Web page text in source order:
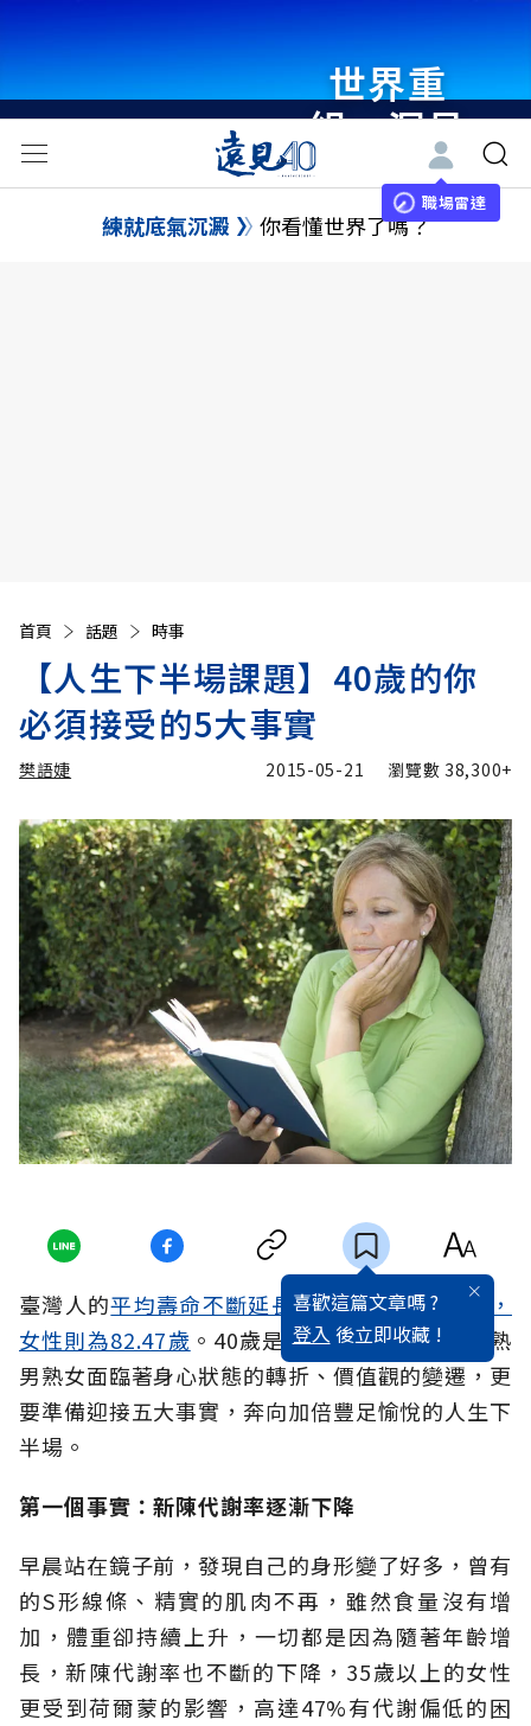
世界重
組・洞見
未來 與
世界領袖
職場雷達
練就底氣沉澱 你看懂世界了嗎？
首頁 話題 時事
【人生下半場課題】40歲的你
必須接受的5大事實
樊語婕 2015-05-21 瀏覽數 38,300+
喜歡這篇文章嗎 ?
登入 後立即收藏 !
臺灣人的平均壽命不斷延長，男性已達75.96歲，
女性則為82.47歲 。40歲是人生中場的起跑線，熟
男熟女面臨著身心狀態的轉折、價值觀的變遷，更
要準備迎接五大事實，奔向加倍豐足愉悅的人生下
半場。
第一個事實：新陳代謝率逐漸下降
早晨站在鏡子前，發現自己的身形變了好多，曾有
的S形線條、精實的肌肉不再，雖然食量沒有增
加，體重卻持續上升，一切都是因為隨著年齡增
長，新陳代謝率也不斷的下降，35歲以上的女性
更受到荷爾蒙的影響，高達47%有代謝偏低的困